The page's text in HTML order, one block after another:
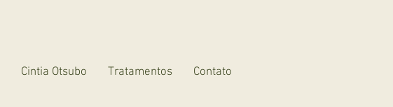
Cintia Otsubo Tratamentos Contato